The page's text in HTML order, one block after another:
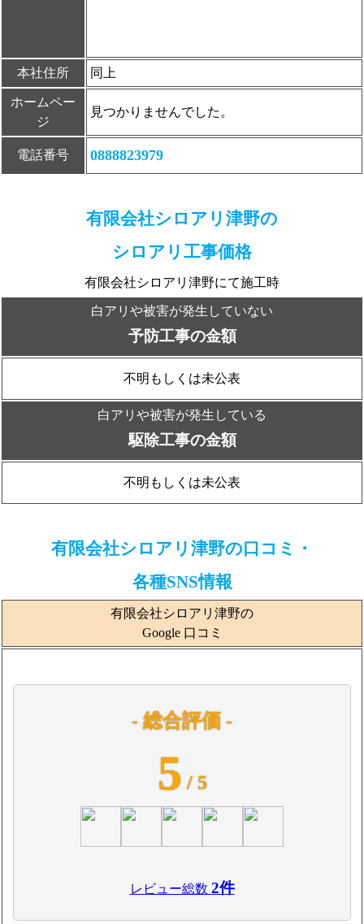
本社住所 同上
ホームペー
ジ
見つかりませんでした。
電話番号 0888823979
有限会社シロアリ津野の
シロアリ工事価格
有限会社シロアリ津野にて施工時
白アリや被害が発生していない
予防工事の金額
不明もしくは未公表
白アリや被害が発生している
駆除工事の金額
不明もしくは未公表
有限会社シロアリ津野の口コミ・
各種SNS情報
有限会社シロアリ津野の
Google 口コミ
- 総合評価 -
5 / 5
レビュー総数 2件